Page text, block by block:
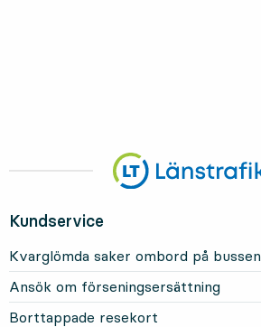
Kundservice
Kvarglömda saker ombord på bussen
Ansök om förseningsersättning
Borttappade resekort